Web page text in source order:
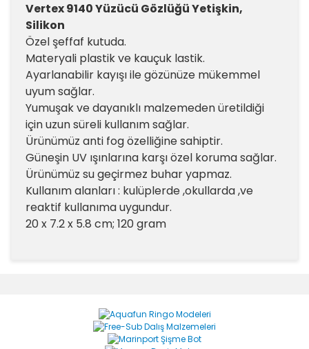
Vertex 9140 Yüzücü Gözlüğü Yetişkin,
Silikon
Özel şeffaf kutuda.
Materyali plastik ve kauçuk lastik.
Ayarlanabilir kayışı ile gözünüze mükemmel
uyum sağlar.
Yumuşak ve dayanıklı malzemeden üretildiği
için uzun süreli kullanım sağlar.
Ürünümüz anti fog özelliğine sahiptir.
Güneşin UV ışınlarına karşı özel koruma sağlar.
Ürünümüz su geçirmez buhar yapmaz.
Kullanım alanları : kulüplerde ,okullarda ,ve
reaktif kullanıma uygundur.
20 x 7.2 x 5.8 cm; 120 gram
Yorum Yaz
Ürün resmi kalitesiz, bozuk veya görüntülenemiyor.